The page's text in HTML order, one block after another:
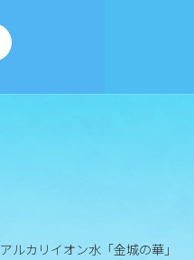
ルカリイオン水「金城の華」